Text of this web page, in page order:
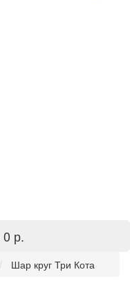
0 р.
Шар круг Три Кота